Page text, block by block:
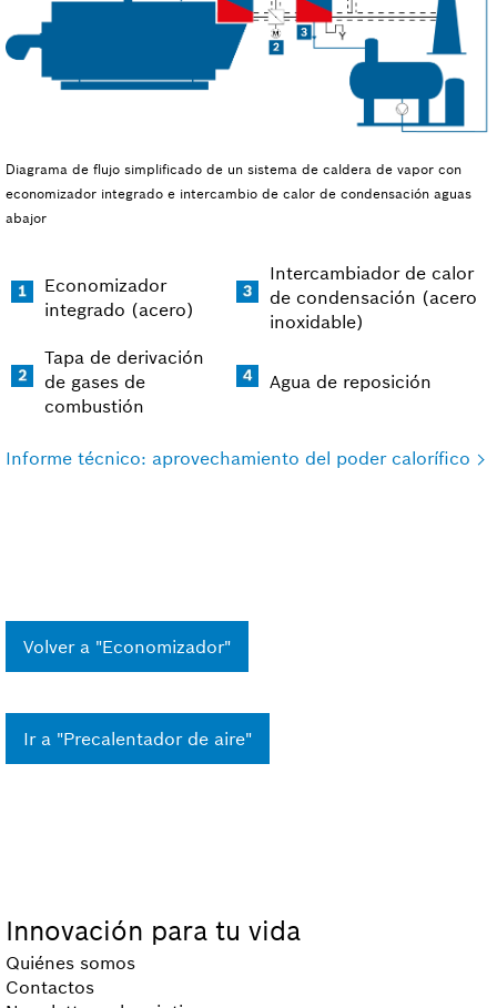
Diagrama de flujo simplificado de un sistema de caldera de vapor con
economizador integrado e intercambio de calor de condensación aguas
abajor
Economizador
integrado (acero)
Intercambiador de calor
de condensación (acero
inoxidable)
Tapa de derivación
de gases de
combustión
Agua de reposición
Informe técnico: aprovechamiento del poder calorífico
Volver a "Economizador"
Ir a "Precalentador de aire"
Innovación para tu vida
Quiénes somos
Contactos